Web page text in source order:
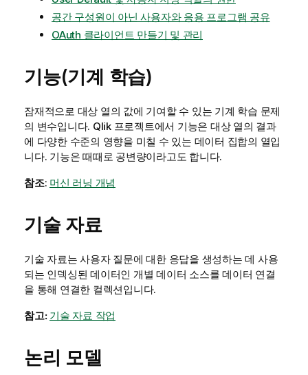
공간 구성원이 아닌 사용자와 응용 프로그램 공유
OAuth 클라이언트 만들기 및 관리
기능(기계 학습)
잠재적으로 대상 열의 값에 기여할 수 있는 기계 학습 문제
의 변수입니다. Qlik 프로젝트에서 기능은 대상 열의 결과
에 다양한 수준의 영향을 미칠 수 있는 데이터 집합의 열입
니다. 기능은 때때로 공변량이라고도 합니다.
참조: 머신 러닝 개념
기술 자료
기술 자료는 사용자 질문에 대한 응답을 생성하는 데 사용
되는 인덱싱된 데이터인 개별 데이터 소스를 데이터 연결
을 통해 연결한 컬렉션입니다.
참고: 기술 자료 작업
논리 모델